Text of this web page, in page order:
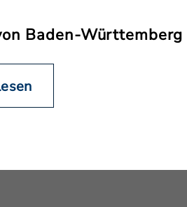
Baden-